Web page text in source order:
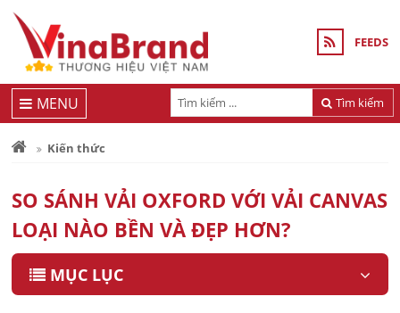
FEEDS
Tìm kiếm
MENU
Kiến thức
SO SÁNH VẢI OXFORD VỚI VẢI CANVAS
LOẠI NÀO BỀN VÀ ĐẸP HƠN?
MỤC LỤC